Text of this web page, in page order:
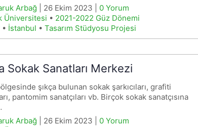
Arbağ | 26 Ekim 2023 | 0 Yorum
Üniversitesi • 2021-2022 Güz Dönemi
• İstanbul • Tasarım Stüdyosu Projesi
Sokak Sanatları Merkezi
şıkça bulunan sokak şarkıcıları, grafiti
pantomim sanatçıları vb. Birçok sokak sanatçısına
Arbağ | 26 Ekim 2023 | 0 Yorum